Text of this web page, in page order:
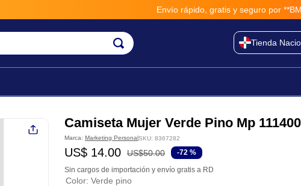
Envío rápido, gratis y seguro por **BM-Cargo**
Tienda
Camiseta Mujer Verde Pino Mp 111400
Marca: Marketing PersonalSKU: 8367282
US$ 14.00 US$50.00 -72 %
Sin cargos de importación y envío gratis a RD
Color: Verde pino